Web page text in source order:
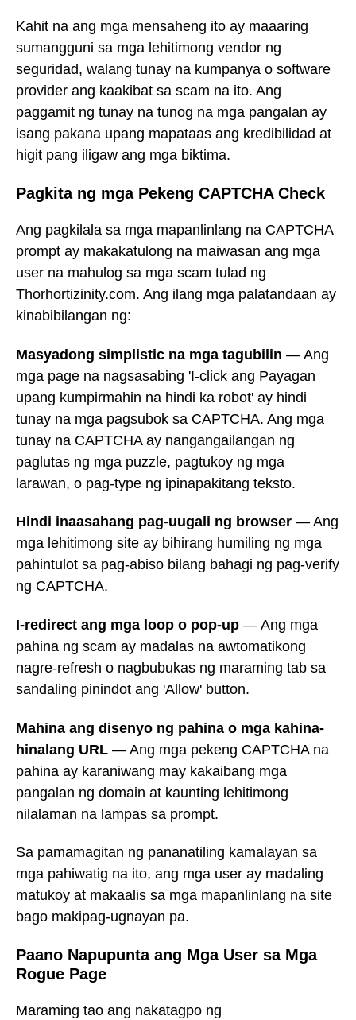
Kahit na ang mga mensaheng ito ay maaaring
sumangguni sa mga lehitimong vendor ng
seguridad, walang tunay na kumpanya o software
provider ang kaakibat sa scam na ito. Ang
paggamit ng tunay na tunog na mga pangalan ay
isang pakana upang mapataas ang kredibilidad at
higit pang iligaw ang mga biktima.
Pagkita ng mga Pekeng CAPTCHA Check
Ang pagkilala sa mga mapanlinlang na CAPTCHA
prompt ay makakatulong na maiwasan ang mga
user na mahulog sa mga scam tulad ng
Thorhortizinity.com. Ang ilang mga palatandaan ay
kinabibilangan ng:
Masyadong simplistic na mga tagubilin — Ang
mga page na nagsasabing 'I-click ang Payagan
upang kumpirmahin na hindi ka robot' ay hindi
tunay na mga pagsubok sa CAPTCHA. Ang mga
tunay na CAPTCHA ay nangangailangan ng
paglutas ng mga puzzle, pagtukoy ng mga
larawan, o pag-type ng ipinapakitang teksto.
Hindi inaasahang pag-uugali ng browser — Ang
mga lehitimong site ay bihirang humiling ng mga
pahintulot sa pag-abiso bilang bahagi ng pag-verify
ng CAPTCHA.
I-redirect ang mga loop o pop-up — Ang mga
pahina ng scam ay madalas na awtomatikong
nagre-refresh o nagbubukas ng maraming tab sa
sandaling pinindot ang 'Allow' button.
Mahina ang disenyo ng pahina o mga kahina-
hinalang URL — Ang mga pekeng CAPTCHA na
pahina ay karaniwang may kakaibang mga
pangalan ng domain at kaunting lehitimong
nilalaman na lampas sa prompt.
Sa pamamagitan ng pananatiling kamalayan sa
mga pahiwatig na ito, ang mga user ay madaling
matukoy at makaalis sa mga mapanlinlang na site
bago makipag-ugnayan pa.
Paano Napupunta ang Mga User sa Mga
Rogue Page
Maraming tao ang nakatagpo ng